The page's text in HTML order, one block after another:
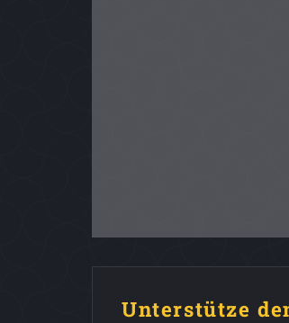
Unterstütze